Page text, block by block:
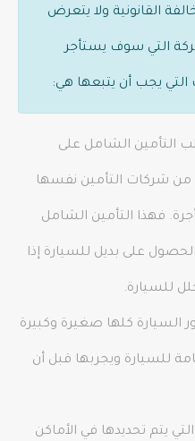
القانونية ولا يتعرض
التي سوف يستأجر
يجب أن يتبعها هي:
التأمين الشامل على
من شركات التأمين نفسها
فهذا التأمين الشامل
على بديل للسيارة إذا
للسيارة.
السيارة كلها صغيرة وكبيرة
للسيارة ويجربها قبل أن
يتم تحديدها في الأماكن